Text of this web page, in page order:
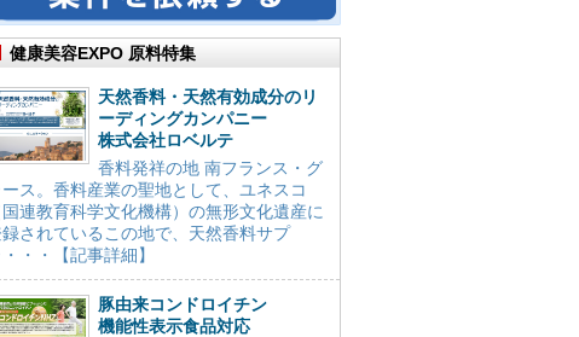
健康美容EXPO 原料特集
天然香料・天然有効成分のリ
ーディングカンパニー
株式会社ロベルテ
香料発祥の地 南フランス・グ
ース。香料産業の聖地として、ユネスコ
国連教育科学文化機構）の無形文化遺産に
されているこの地で、天然香料サプ
・・【記事詳細】
豚由来コンドロイチン
機能性表示食品対応